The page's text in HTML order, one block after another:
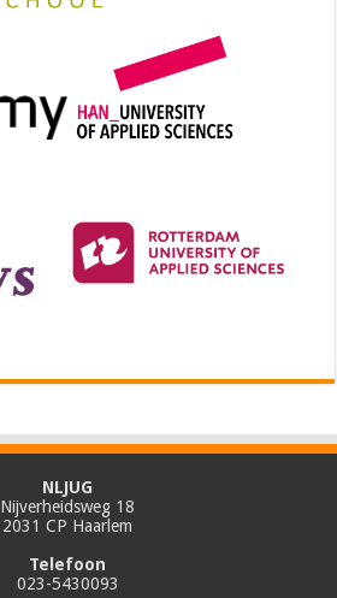
NLJUG
Nijverheidsweg 18
2031 CP Haarlem
Telefoon
023-5430093